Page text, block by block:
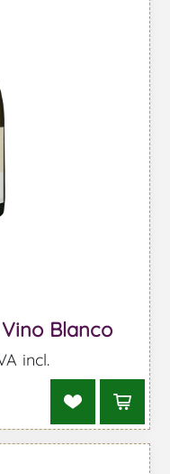
Blanco
incl.